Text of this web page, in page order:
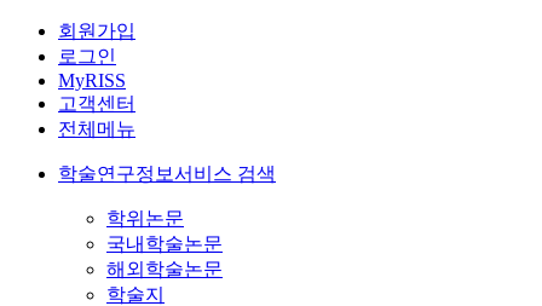
회원가입
로그인
MyRISS
고객센터
전체메뉴
학술연구정보서비스 검색
학위논문
국내학술논문
해외학술논문
학술지